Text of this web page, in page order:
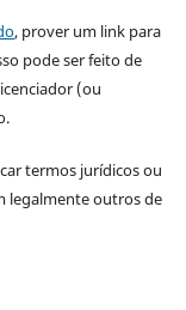
, prover um link para
pode ser feito de
(ou
termos jurídicos ou
legalmente outros de